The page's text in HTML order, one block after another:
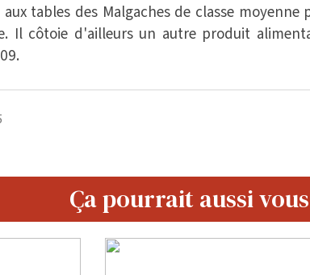
tables des Malgaches de classe
Il côtoie d'ailleurs un autre produit
Ça pourrait aussi